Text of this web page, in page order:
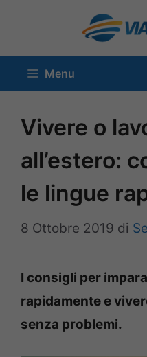
contenuto
Menu
Vivere o
all’estero:
le lingue
8 Ottobre 2019 di
I consigli per
rapidamente e
senza problemi.